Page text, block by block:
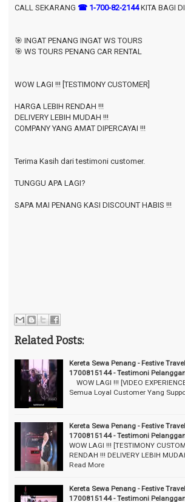
CALL SEKARANG ☎ 1-700-82-2144KITA BAGI
🎯 INGAT PENANG INGAT WS TOURS
🎯 WS TOURS PENANG CAR RENTAL
WOW LAGI !!! [TESTIMONY CUSTOMER]
HARGA LEBIH RENDAH !!!
DELIVERY LEBIH MUDAH !!!
COMPANY YANG AMAT DIPERCAYAI !!!
Terima Kasih dari testimoni customer.
TUNGGU APA LAGI?
SAPA MAI PENANG KASI DISCOUNT HABIS !!!
Related Posts:
Kereta Sewa Penang - Festive
1700815144 - Testimoni
⠀ WOW LAGI !!! [VIDEO
Semua Loyal Customer Yang
Kereta Sewa Penang - Festive
1700815144 - Testimoni
WOW LAGI !!! [TESTIMONY
RENDAH !!! DELIVERY LEBIH
Read More
Kereta Sewa Penang - Festive
1700815144 - Testimoni